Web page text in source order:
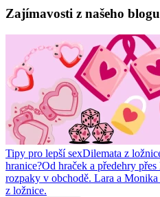
Zajímavosti z našeho blogu
Tipy pro lepší sexDilemata z
hranice?Od hraček a předehry
rozpaky v obchodě. Lara a
z ložnice.